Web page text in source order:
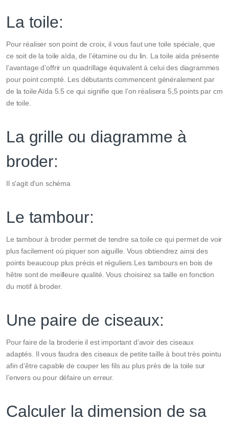
La toile:
Pour réaliser son point de croix, il vous faut une toile spéciale, que
ce soit de la toile aïda, de l’étamine ou du lin. La toile aïda présente
l’avantage d’offrir un quadrillage équivalent à celui des diagrammes
pour point compté. Les débutants commencent généralement par
de la toile Aïda 5.5 ce qui signifie que l’on réalisera 5,5 points par cm
de toile.
La grille ou diagramme à
broder:
Il s'agit d’un schéma
Le tambour:
Le tambour à broder permet de tendre sa toile ce qui permet de voir
plus facilement où piquer son aiguille. Vous obtiendrez ainsi des
points beaucoup plus précis et réguliers.Les tambours en bois de
hêtre sont de meilleure qualité. Vous choisirez sa taille en fonction
du motif à broder.
Une paire de ciseaux:
Pour faire de la broderie il est important d’avoir des ciseaux
adaptés. Il vous faudra des ciseaux de petite taille à bout très pointu
afin d’être capable de couper les fils au plus près de la toile sur
l’envers ou pour défaire un erreur.
Calculer la dimension de sa